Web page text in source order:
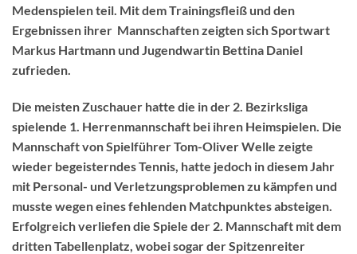
Medenspielen teil. Mit dem Trainingsfleiß und den
Ergebnissen ihrer Mannschaften zeigten sich Sportwart
Markus Hartmann und Jugendwartin Bettina Daniel
zufrieden.
Die meisten Zuschauer hatte die in der 2. Bezirksliga
spielende 1. Herrenmannschaft bei ihren Heimspielen. Die
Mannschaft von Spielführer Tom-Oliver Welle zeigte
wieder begeisterndes Tennis, hatte jedoch in diesem Jahr
mit Personal- und Verletzungsproblemen zu kämpfen und
musste wegen eines fehlenden Matchpunktes absteigen.
Erfolgreich verliefen die Spiele der 2. Mannschaft mit dem
dritten Tabellenplatz, wobei sogar der Spitzenreiter